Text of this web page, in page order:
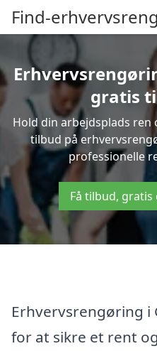
Find-
gratis
Hold din arbejdsplads
tilbud på
professionelle
Få tilbud,
Erhvervsrengøring i
for at sikre et rent